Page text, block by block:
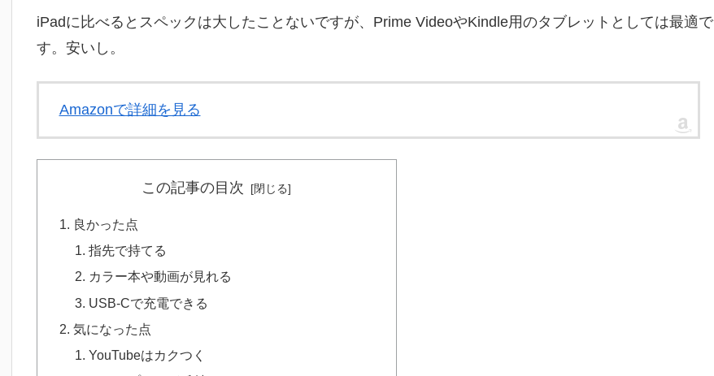
iPadに比べるとスペックは大したことないですが、Prime VideoやKindle用のタブレットとしては最適で
す。安いし。
Amazonで詳細を見る
この記事の目次
良かった点
指先で持てる
カラー本や動画が見れる
USB-Cで充電できる
気になった点
YouTubeはカクつく